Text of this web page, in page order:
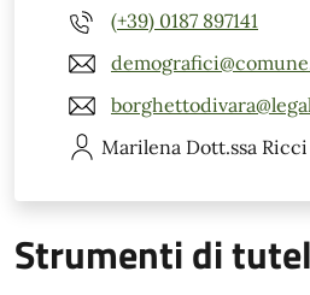
(+39) 0187 897141
Marilena Dott.ssa Ricci
Strumenti di